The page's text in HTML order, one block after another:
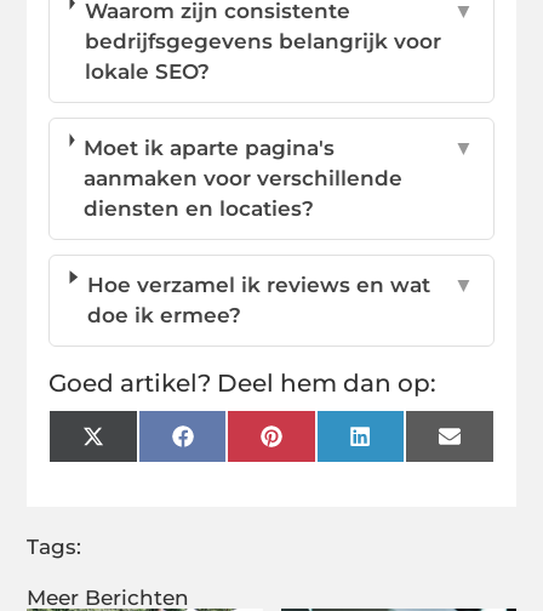
Meer Berichten
Waarom zijn consistente
bedrijfsgegevens belangrijk voor
lokale SEO?
▼
Moet ik aparte pagina's
aanmaken voor verschillende
diensten en locaties?
▼
Hoe verzamel ik reviews en wat
doe ik ermee?
▼
Goed artikel? Deel hem dan op:
X
(Twitter)
FacebookPinterestLinkedInEmail
Tags: